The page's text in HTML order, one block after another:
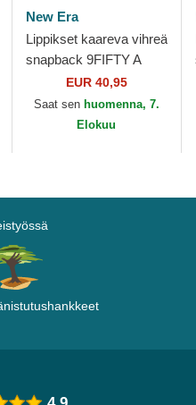
New Era
Lippikset kaareva vihreä
snapback 9FIFTY A
Frame Precurved
Hardwood Classics
Boston Celtics NBA...
EUR 40,95
Saat sen huomenna, 7.
Elokuu